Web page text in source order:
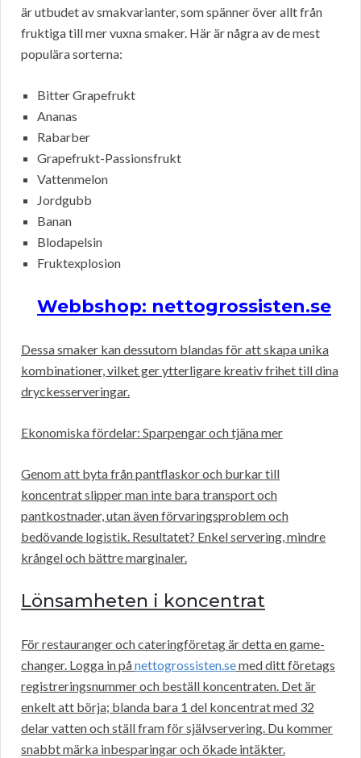
är utbudet av smakvarianter, som spänner över allt från
fruktiga till mer vuxna smaker. Här är några av de mest
populära sorterna:
Bitter Grapefrukt
Ananas
Rabarber
Grapefrukt-Passionsfrukt
Vattenmelon
Jordgubb
Banan
Blodapelsin
Fruktexplosion
Webbshop: nettogrossisten.se
Dessa smaker kan dessutom blandas för att skapa unika
kombinationer, vilket ger ytterligare kreativ frihet till dina
dryckesserveringar.
Ekonomiska fördelar: Sparpengar och tjäna mer
Genom att byta från pantflaskor och burkar till
koncentrat slipper man inte bara transport och
pantkostnader, utan även förvaringsproblem och
bedövande logistik. Resultatet? Enkel servering, mindre
krångel och bättre marginaler.
Lönsamheten i koncentrat
För restauranger och cateringföretag är detta en game-
changer. Logga in pånettogrossisten.semed ditt företags
registreringsnummer och beställ koncentraten. Det är
enkelt att börja; blanda bara 1 del koncentrat med 32
delar vatten och ställ fram för självservering. Du kommer
snabbt märka inbesparingar och ökade intäkter.